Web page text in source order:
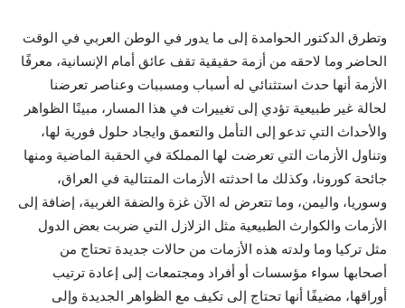
وتطرق الدكتور الحوامدة إلى ما يدور في الوطن العربي في الوقت
الحاضر وما لاحقه من أزمة حقيقية تقف عائق أمام الإنسانية، معرفًا
الأزمة أنها حدث استثنائي له أسباب ومسببات وعناصر تعرضنا
لحالة غير طبيعية تؤدي إلى تغييرات في هذا المسار، مبينًا الظواهر
والأحداث التي تدعو إلى التأمل والتعمق وايجاد حلول فورية لها،
وتناول الأزمات التي تعرضت لها المملكة في الحقبة الماضية ومنها
جائحة كورونا، وكذلك ما احدثته الأزمات المتتالية في العراق،
وسوريا، واليمن، وما تتعرض له الآن غزة والضفة الغربية، إضافة إلى
الأزمات والكوارث الطبيعية مثل الزلازل التي ضربت بعض الدول
مثل تركيا وما ولدته هذه الأزمات من حالات جديدة تحتاج من
أصحابها سواء مؤسسات أو أفراد ومجتمعات إلى إعادة ترتيب
أوراقها، مضيفًا أنها تحتاج إلى تكيف مع الظواهر الجديدة وإلى